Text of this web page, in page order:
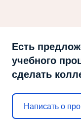
Есть
учебного
сделать
Написать о